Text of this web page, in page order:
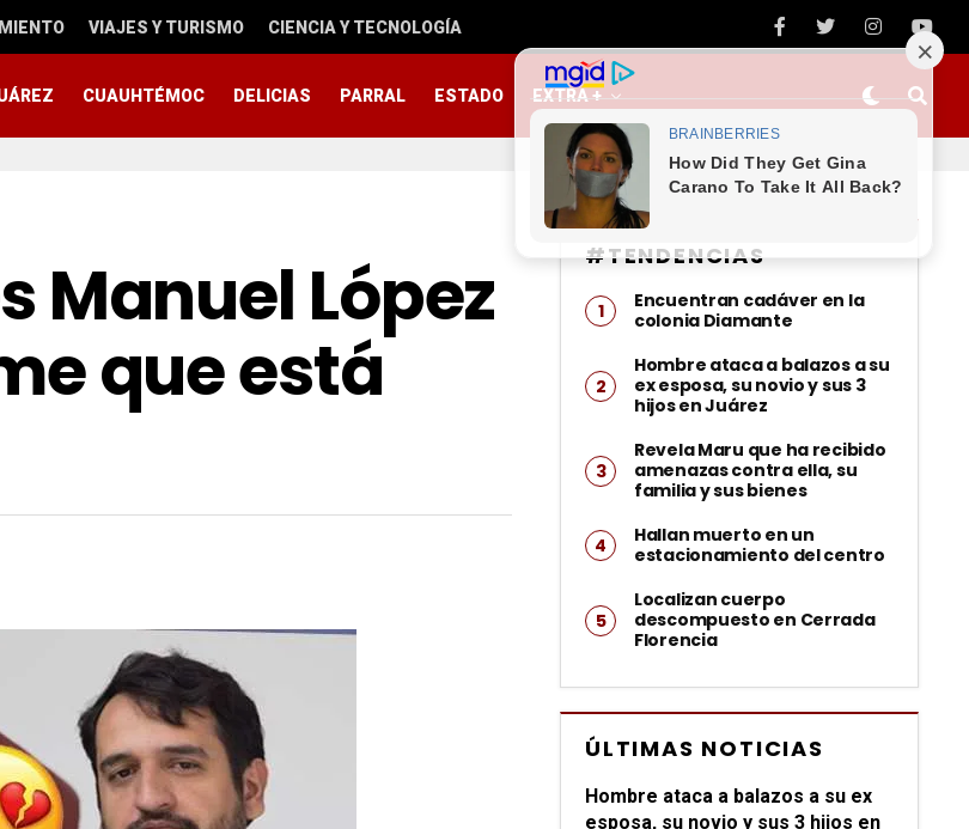
VIAJES Y TURISMO CIENCIA Y TECNOLOGÍA
CUAUHTÉMOC DELICIAS PARRAL ESTADO EXTRA +
Manuel López
que está
#TENDENCIAS
Encuentran cadáver en la
colonia Diamante
Hombre ataca a balazos a su
ex esposa, su novio y sus 3
hijos en Juárez
Revela Maru que ha recibido
amenazas contra ella, su
familia y sus bienes
Hallan muerto en un
estacionamiento del centro
Localizan cuerpo
descompuesto en Cerrada
Florencia
ÚLTIMAS NOTICIAS
Hombre ataca a balazos a su ex
esposa, su novio y sus 3 hijos en